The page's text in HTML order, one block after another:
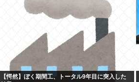
【愕然】ぼく期間工、トータル9年目に突入した